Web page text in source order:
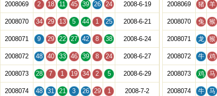
2008069 2 18 11 45 39 26 24 2008-6-19
2008070 34 29 13 5 44 1 25 2008-6-21
2008071 9 29 22 27 42 8 38 2008-6-24
2008072 48 40 33 46 39 8 24 2008-6-27
2008073 28 7 1 19 34 2 5 2008-6-29
2008074 48 31 21 3 26 29 1 2008-7-2
2008069 猪 羊
2008070 兔 猴
2008071 龙 猴
2008072 牛 鸡
2008073 鸡 马
2008074 牛 马